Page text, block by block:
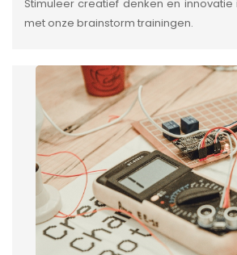
Stimuleer creatief denken en
met onze brainstorm trainingen.